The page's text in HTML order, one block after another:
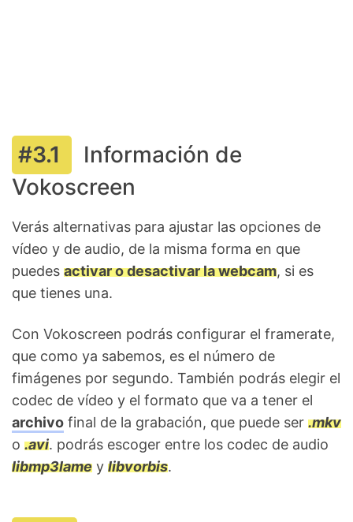
Información de
Vokoscreen
Verás alternativas para ajustar las opciones de
vídeo y de audio, de la misma forma en que
puedes activar o desactivar la webcam, si es
que tienes una.
Con Vokoscreen podrás configurar el framerate,
que como ya sabemos, es el número de
fimágenes por segundo. También podrás elegir el
codec de vídeo y el formato que va a tener el
archivo final de la grabación, que puede ser .mkv
o .avi. podrás escoger entre los codec de audio
libmp3lame y libvorbis.